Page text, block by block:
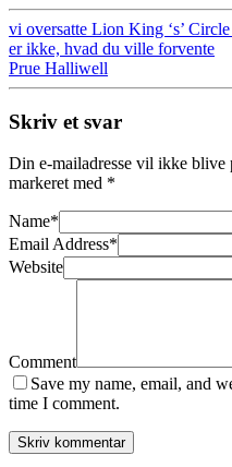
vi oversatte Lion King ‘s’
er ikke, hvad du ville forvente
Prue Halliwell
Skriv et svar
Din e-mailadresse vil ikke blive
markeret med *
Name*
Email Address*
Website
Comment
Save my name, email, and
time I comment.